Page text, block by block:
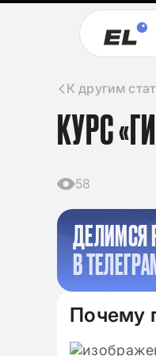
К другим
КУРС
58
ДЕЛИМСЯ
В
Почему